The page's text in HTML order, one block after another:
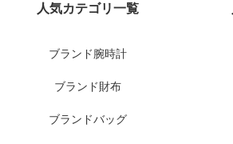
人気カテゴリ一覧
ブランド腕時計
ブランド財布
ブランドバッグ